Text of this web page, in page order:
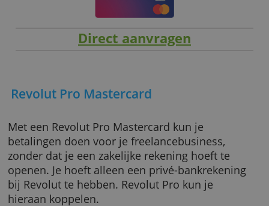
Revolut Pro Mastercard
Met een Revolut Pro Mastercard kun je
betalingen doen voor je freelancebusiness,